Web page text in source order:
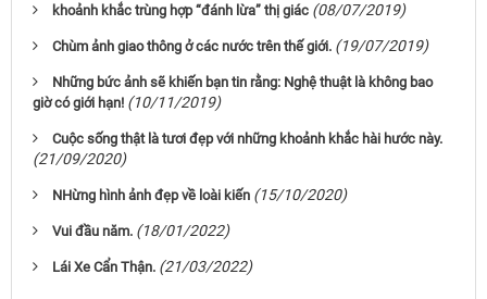
khoảnh khắc trùng hợp “đánh lừa” thị giác (08/07/2019)
Chùm ảnh giao thông ở các nước trên thế giới. (19/07/2019)
Những bức ảnh sẽ khiến bạn tin rằng: Nghệ thuật là không bao
giờ có giới hạn! (10/11/2019)
Cuộc sống thật là tươi đẹp với những khoảnh khắc hài hước này.
(21/09/2020)
NHừng hình ảnh đẹp về loài kiến (15/10/2020)
Vui đầu năm. (18/01/2022)
Lái Xe Cẩn Thận. (21/03/2022)